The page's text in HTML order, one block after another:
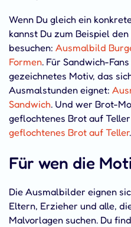
Wenn Du gleich ein
kannst Du zum Beispiel
besuchen: Ausmalbild
Formen. Für Sandwich-
gezeichnetes Motiv, das
Ausmalstunden eignet:
Sandwich. Und wer Brot-
geflochtenes Brot auf
geflochtenes Brot auf Teller.
Für wen die
Die Ausmalbilder eignen
Eltern, Erzieher und alle,
Malvorlagen suchen. Du